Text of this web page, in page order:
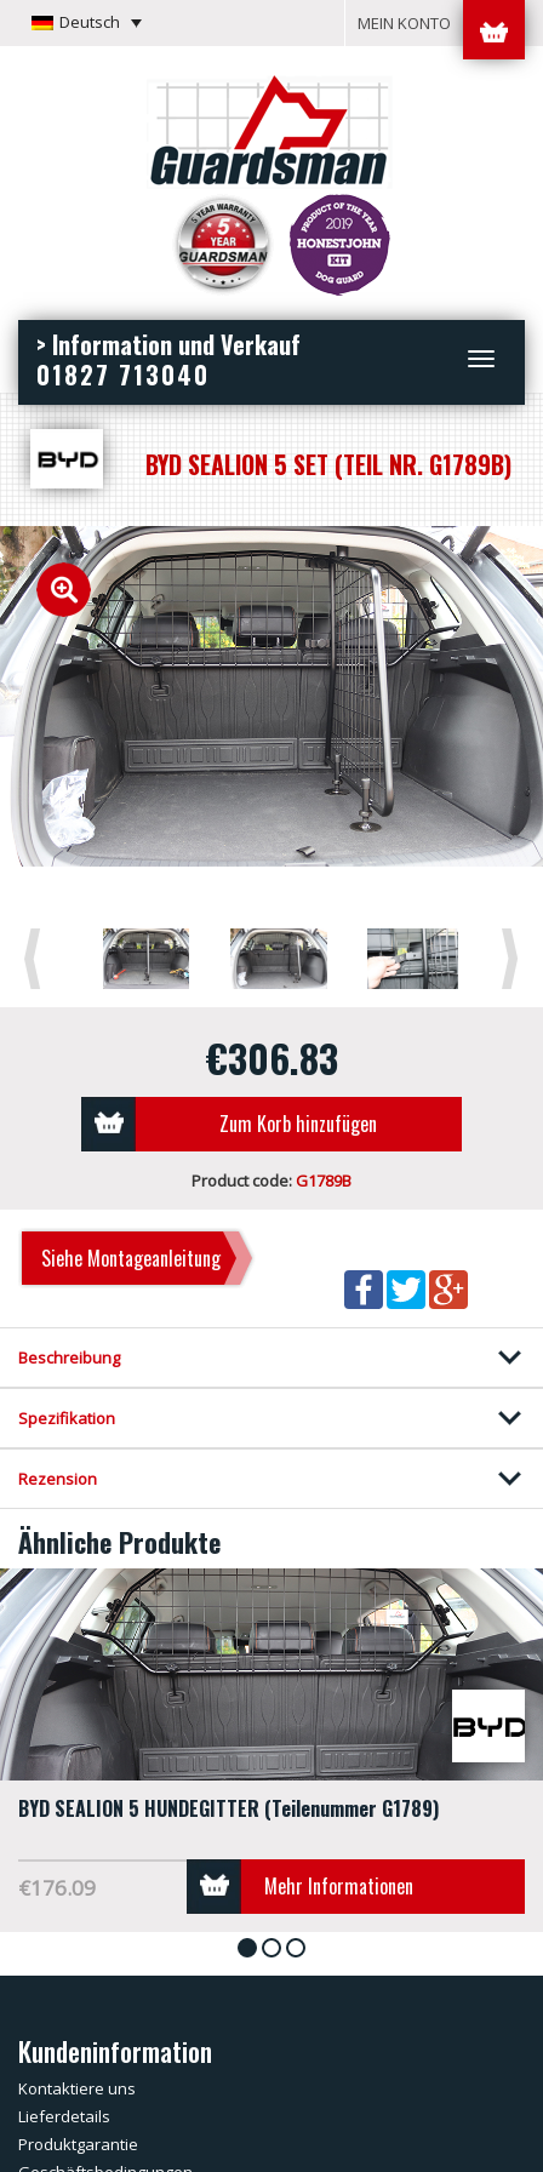
Deutsch MEIN KONTO
Toggle
> Information und Verkauf
01827 713040
BYD SEALION 5 SET (TEIL NR. G1789B)
Previous Next
€306.83
Zum Korb hinzufügen
Product code:G1789B
Siehe Montageanleitung
Beschreibung
Spezifikation
Rezension
Ähnliche Produkte
BYD SEALION 5 HUNDEGITTER (Teilenummer G1789)
€176.09 Mehr Informationen
1 2 3
Kundeninformation
Kontaktiere uns
Lieferdetails
Produktgarantie